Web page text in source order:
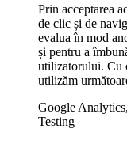
Prin acceptarea
de clic și de
evalua în mod
și pentru a
utilizatorului. Cu
utilizăm
Google
Testing